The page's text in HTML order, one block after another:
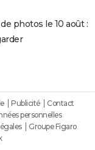
photos le 10 août :
Publicité
Contact
personnelles
Groupe Figaro